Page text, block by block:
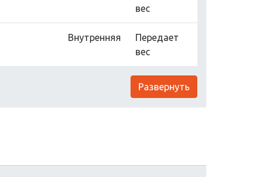
вес
Внутренняя
Передает
вес
Развернуть